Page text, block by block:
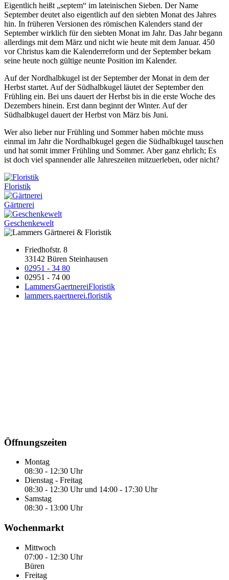
Eigentlich heißt „septem“ im lateinischen Sieben. Der Name
September deutet also eigentlich auf den siebten Monat des Jahres
hin. In früheren Versionen des römischen Kalenders stand der
September wirklich für den siebten Monat im Jahr. Das Jahr begann
allerdings mit dem März und nicht wie heute mit dem Januar. 450
vor Christus kam die Kalenderreform und der September bekam
seine heute noch gültige neunte Position im Kalender.
Auf der Nordhalbkugel ist der September der Monat in dem der
Herbst startet. Auf der Südhalbkugel läutet der September den
Frühling ein. Bei uns dauert der Herbst bis in die erste Woche des
Dezembers hinein. Erst dann beginnt der Winter. Auf der
Südhalbkugel dauert der Herbst von März bis Juni.
Wer also lieber nur Frühling und Sommer haben möchte muss
einmal im Jahr die Nordhalbkugel gegen die Südhalbkugel tauschen
und hat somit immer Frühling und Sommer. Aber ganz ehrlich; Es
ist doch viel spannender alle Jahreszeiten mitzuerleben, oder nicht?
Floristik
Gärtnerei
Geschenkewelt
Friedhofstr. 8
33142 Büren Steinhausen
02951 - 34 80
02951 - 74 00
LammersGaertnereiFloristik
lammers.gaertnerei.floristik
Öffnungszeiten
Montag
08:30 - 12:30 Uhr
Dienstag - Freitag
08:30 - 12:30 Uhr und 14:00 - 17:30 Uhr
Samstag
08:30 - 13:00 Uhr
Wochenmarkt
Mittwoch
07:00 - 12:30 Uhr
Büren
Freitag